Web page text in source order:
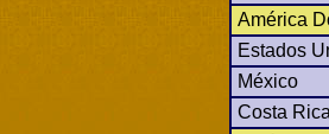
América
Estados
México
Costa Rica